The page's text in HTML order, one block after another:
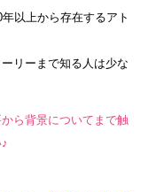
以上から存在するアト
リーまで知る人は少な
ら背景についてまで触